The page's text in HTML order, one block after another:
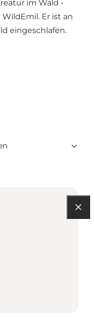
im Wald -
Er ist an
eingeschlafen.